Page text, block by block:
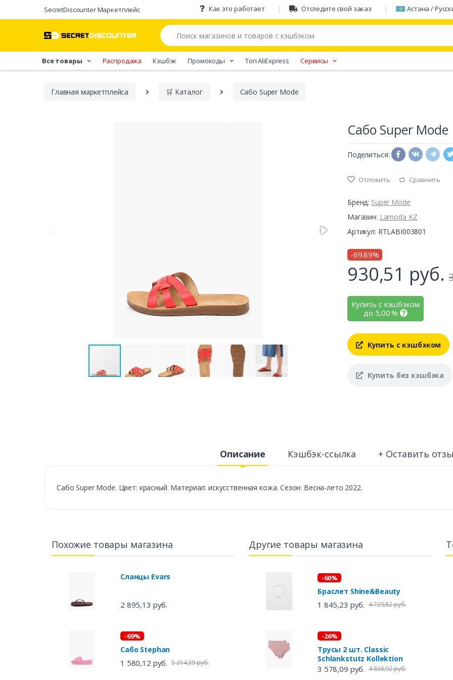
SecretDiscounter Маркетплейс Как это работает Отследите свой заказ Астана /
Все товары Распродажа Кэшбэк Промокоды Tоп AliExpress Сервисы
Главная марĸетплейса 🛒 Каталог Сабо Super Mode
Сабо Super Mode
Поделиться:
Отложить Сравнить
Бренд: Super Mode
Магазин: Lamoda KZ
Артикул: RTLABI003801
-69.89%
930,51 руб.
Купить с кэшбэком
до 5,00%
Купить с кэшбэком
Купить без кэшбэка
Описание Кэшбэк-ссылка + Оставить
Сабо Super Mode. Цвет: красный. Материал: искусственная кожа. Сезон: Весна-лето 2022.
Похожие товары магазина
Сланцы Evars
2 895,13 руб.
-69%
Сабо Stephan
1 580,12 руб. 5 214,39 руб.
Другие товары магазина
-60%
Браслет Shine&Beauty
1 845,23 руб. 4 729,82 руб.
-26%
Трусы 2 шт. Classic
Schlankstutz Kollektion
3 578,09 руб. 4 836,92 руб.